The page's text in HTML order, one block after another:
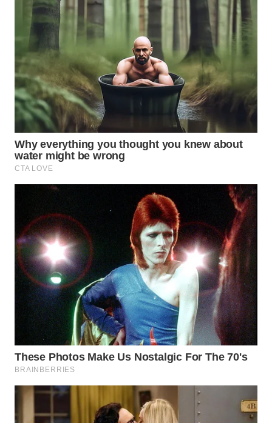
TINGGI
PAKPAK
WN
KARAWANG
BEKASI
WN
BOGOR
WN
DEPOK
WN
TAPANULI
UTARA
WN
SAMOSIR
WN
LAWAS